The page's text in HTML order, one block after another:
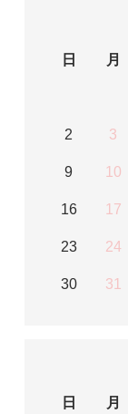
日
月
2 3
9 10
16 17
23 24
30 31
日
月